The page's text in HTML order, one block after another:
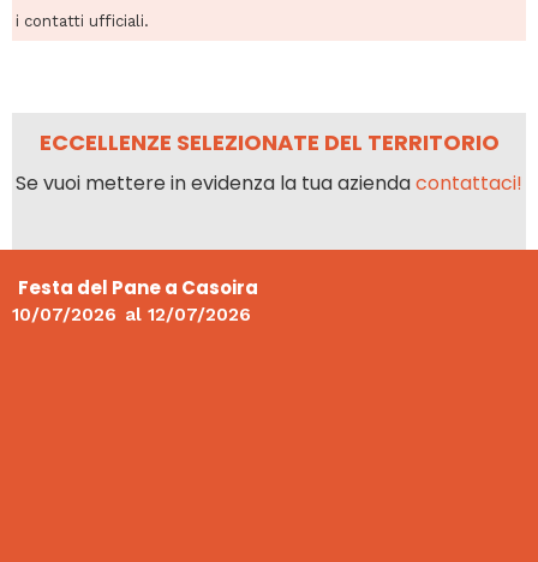
i contatti ufficiali.
ECCELLENZE SELEZIONATE DEL TERRITORIO
Se vuoi mettere in evidenza la tua aziendacontattaci!
Festa del Pane a Casoira
10/07/2026 al 12/07/2026